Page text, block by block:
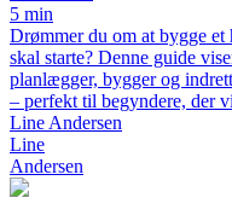
5 min
Drømmer du om at bygge
skal starte? Denne guide
planlægger, bygger og
– perfekt til begyndere, der
Line Andersen
Line
Andersen